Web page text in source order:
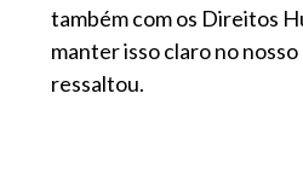
também com os Direitos
manter isso claro no nosso
ressaltou.